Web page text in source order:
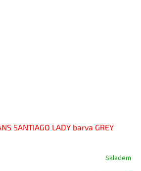
SANTIAGO LADY barva GREY
Skladem